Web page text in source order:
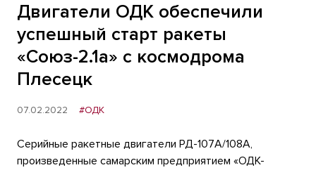
Двигатели ОДК обеспечили
успешный старт ракеты
«Союз-2.1а» с космодрома
Плесецк
07.02.2022 #ОДК
Серийные ракетные двигатели РД-107А/108А,
произведенные самарским предприятием «ОДК-